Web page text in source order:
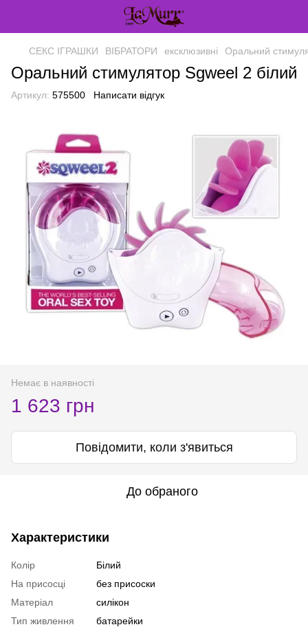
СЕКС ІГРАШКИ ВІБРАТОРИ ексклюзивні Оральний
Оральний стимулятор Sgweel 2 білий
Артикул: 575500 Написати відгук
Немає в наявності
1 623 грн
Повідомити, коли з'явиться
До обраного
Характеристики
Колір
Білий
На присосці
без присоски
Матеріал
силікон
Тип живлення
батарейки